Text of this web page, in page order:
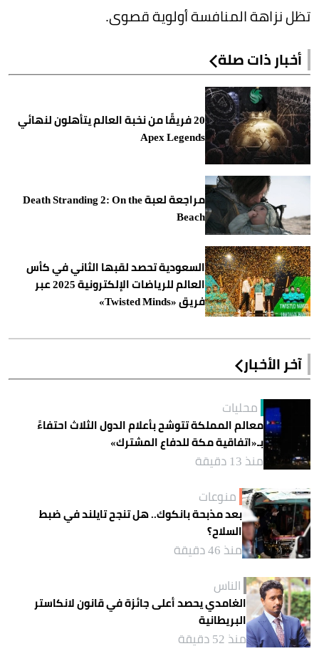
تظل نزاهة المنافسة أولوية قصوى.
أخبار ذات صلة
20 فريقًا من نخبة العالم يتأهلون لنهائي
Apex Legends
مراجعة لعبة Death Stranding 2: On the
Beach
السعودية تحصد لقبها الثاني في كأس
العالم للرياضات الإلكترونية 2025 عبر
فريق «Twisted Minds»
آخر الأخبار
محليات
معالم المملكة تتوشح بأعلام الدول الثلاث احتفاءً
بـ«اتفاقية مكة للدفاع المشترك»
منذ 13 دقيقة
منوعات
بعد مذبحة بانكوك.. هل تنجح تايلند في ضبط
السلاح؟
منذ 46 دقيقة
الناس
الغامدي يحصد أعلى جائزة في قانون لانكاستر
البريطانية
منذ 52 دقيقة